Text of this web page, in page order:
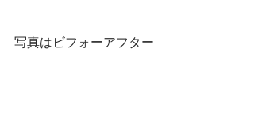
写真はビフォーアフター